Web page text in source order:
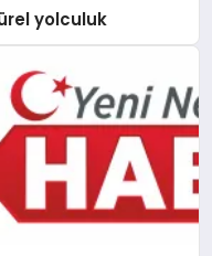
yolculuk